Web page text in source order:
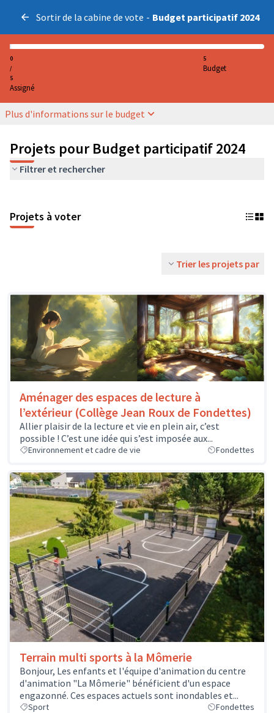
Sortir de la cabine de vote - Budget participatif 2024
0
/
5
Assigné
5
Budget
Plus d'informations sur le budget
Projets pour Budget participatif 2024
Filtrer et rechercher
Projets à voter
Trier les projets par
Aménager des espaces de lecture à
l’extérieur (Collège Jean Roux de Fondettes)
Allier plaisir de la lecture et vie en plein air, c’est
possible ! C’est une idée qui s’est imposée aux...
Environnement et cadre de vie Fondettes
Terrain multi sports à la Mômerie
Bonjour, Les enfants et l'équipe d'animation du centre
d'animation "La Mômerie" bénéficient d'un espace
engazonné. Ces espaces actuels sont inondables et...
Sport Fondettes